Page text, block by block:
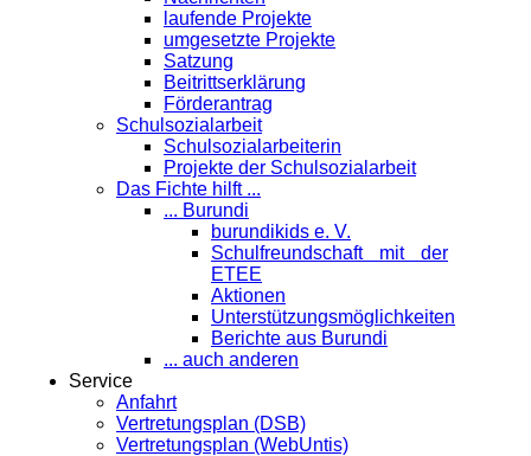
laufende Projekte
umgesetzte Projekte
Satzung
Beitrittserklärung
Förderantrag
Schul­sozialarbeit
Schulsozialarbeiterin
Projekte der Schulsozialarbeit
Das Fichte hilft ...
... Burundi
burundikids e. V.
Schulfreundschaft mit der
ETEE
Aktionen
Unterstützungsmöglichkeiten
Berichte aus Burundi
... auch anderen
Service
Anfahrt
Vertretungsplan (DSB)
Vertretungsplan (WebUntis)